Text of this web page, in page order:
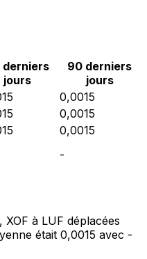
derniers
jours
90 derniers
jours
0,0015
0,0015
0,0015
-
à LUF déplacées
était 0,0015 avec -